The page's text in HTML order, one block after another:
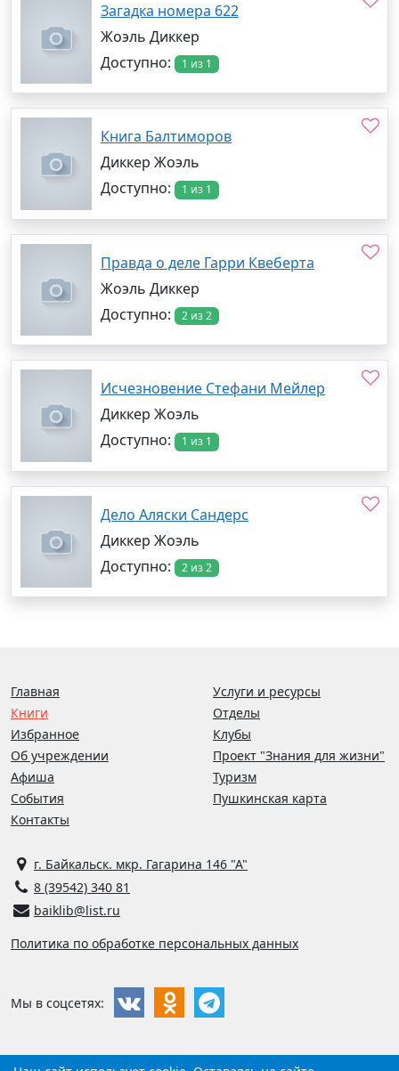
Загадка номера 622
Жоэль Диккер
Доступно:
1 из 1
Книга Балтиморов
Диккер Жоэль
Доступно:
1 из 1
Правда о деле Гарри Квеберта
Жоэль Диккер
Доступно:
2 из 2
Исчезновение Стефани Мейлер
Диккер Жоэль
Доступно:
1 из 1
Дело Аляски Сандерс
Диккер Жоэль
Доступно:
2 из 2
г. Байкальск. мкр. Гагарина 146 "А"
8 (39542) 340 81
baiklib@list.ru
Политика по обработке персональных данных
Главная
Книги
Избранное
Об учреждении
Афиша
События
Контакты
Услуги и ресурсы
Отделы
Клубы
Проект "Знания для жизни"
Туризм
Пушкинская карта
Мы в соцсетях: